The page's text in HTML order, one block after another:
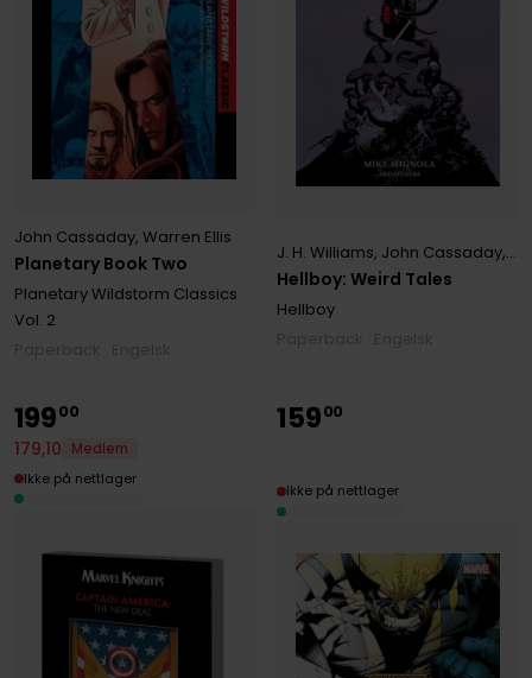
Planetary Book Two
John Cassaday, Warren Ellis
Planetary Wildstorm Classics
Vol. 2
Hellboy: Weird Tales
J. H. Williams, John Cassaday,
Hellboy
19900
179,10
Medlem
Ikke på nettlager
15900
Ikke på nettlager